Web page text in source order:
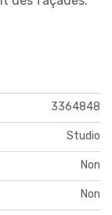
3364848
Studio
Non
Non